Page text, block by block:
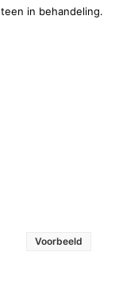
Voorbeeld